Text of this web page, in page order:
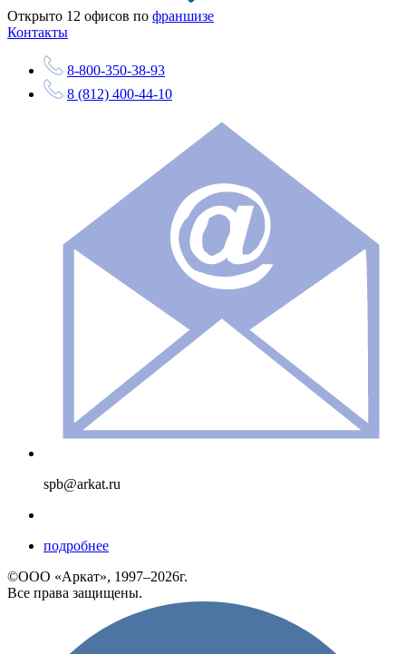
Открыто 12 офисов по франшизе
Контакты
8-800-350-38-93
8 (812) 400-44-10
spb@arkat.ru
подробнее
©ООО «Аркат», 1997–2026г.
Все права защищены.